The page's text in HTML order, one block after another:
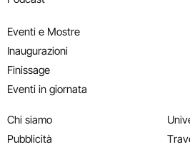
Eventi e Mostre
Inaugurazioni
Finissage
Eventi in giornata
Chi siamo
Pubblicità